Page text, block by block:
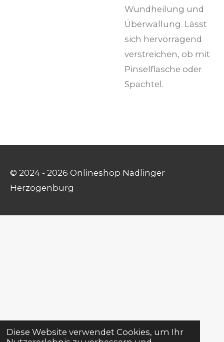
Diese Website verwendet Cookies, um Ihr
Wundheilung und
Überwallung. Lässt
sich hervorragend
verstreichen, ob mit
Pinselflasche oder
Spachtel.
© 2024 - 2026 Onlineshop Nadlinger
Herzogenburg